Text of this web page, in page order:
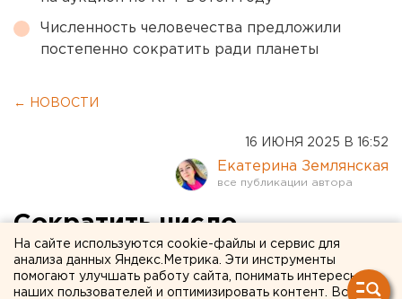
Численность человечества предложили
постепенно сократить ради планеты
← НОВОСТИ
16 ИЮНЯ 2025 В 16:52
Екатерина Землянская
Сократить число
трамвайных маршрутов
предложили в
На сайте используются cookie-файлы и сервис для
анализа данных Яндекс.Метрика. Эти инструменты
помогают улучшать работу сайта, понимать интересы
наших пользователей и оптимизировать контент. Вся